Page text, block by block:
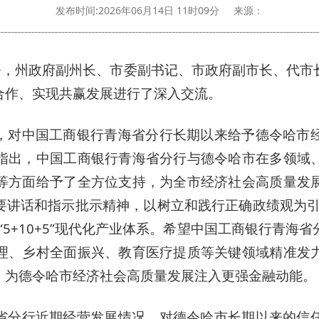
发布时间:2026年06月14日 11时09分 来源：
州政府副州长、市委副书记、市政府副市长、代
、实现共赢发展进行了深入交流。
中国工商银行青海省分行长期以来给予德令哈
，中国工商银行青海省分行与德令哈市在多领
面给予了全方位支持，为全市经济社会高质量
话和指示批示精神，以树立和践行正确政绩观为
现代化产业体系。希望中国工商银行青海
乡村全面振兴、教育医疗提质等关键领域精准
德令哈市经济社会高质量发展注入更强金融动能。